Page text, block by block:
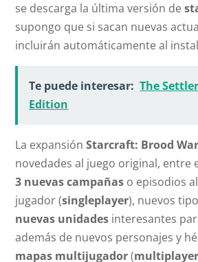
se descarga la última versión de
supongo que si sacan nuevas
incluirán automáticamente al
Te puede interesar: The
Edition
La expansiónStarcraft: Brood War
novedades al juego original, entre
3 nuevas campañas o episodios
jugador (singleplayer), nuevos
nuevas unidades interesantes
además de nuevos personajes y
mapas multijugador(